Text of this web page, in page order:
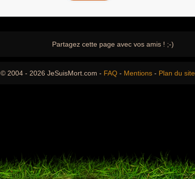
Partagez cette page avec vos amis ! ;-)
© 2004 - 2026 JeSuisMort.com - FAQ - Mentions - Plan du site